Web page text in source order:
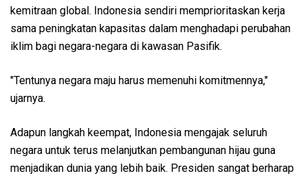
kemitraan global. Indonesia sendiri memprioritaskan kerja
sama peningkatan kapasitas dalam menghadapi perubahan
iklim bagi negara-negara di kawasan Pasifik.
"Tentunya negara maju harus memenuhi komitmennya,"
ujarnya.
Adapun langkah keempat, Indonesia mengajak seluruh
negara untuk terus melanjutkan pembangunan hijau guna
menjadikan dunia yang lebih baik. Presiden sangat berharap